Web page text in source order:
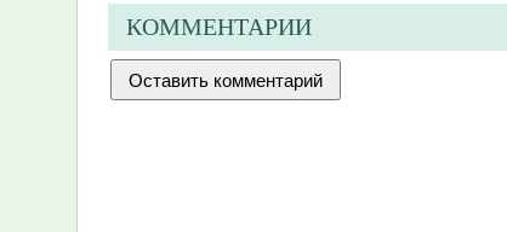
КОММЕНТАРИИ